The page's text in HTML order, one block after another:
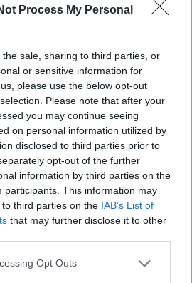
Process My Personal
sale, sharing to third parties, or
or sensitive information for
please use the below opt-out
Please note that after your
you may continue seeing
on personal information utilized by
disclosed to third parties prior to
opt-out of the further
information by third parties on the
participants. This information may
third parties on the IAB’s List of
that may further disclose it to other
app uses one or more Google
Opt Outs
που «θα γέμιζαν 75
στα σκουπίδια μέσα σε
στοGoogle News
όλες τις ειδήσεις